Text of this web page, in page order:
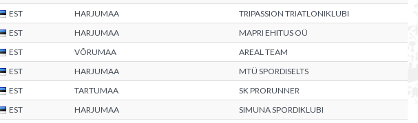
EST HARJUMAA
TRIPASSION TRIATLONIKLUBI
EST HARJUMAA
MAPRI EHITUS OÜ
EST VÕRUMAA
AREAL TEAM
EST HARJUMAA
MTÜ SPORDISELTS
EST TARTUMAA
SK PRORUNNER
EST HARJUMAA
SIMUNA SPORDIKLUBI